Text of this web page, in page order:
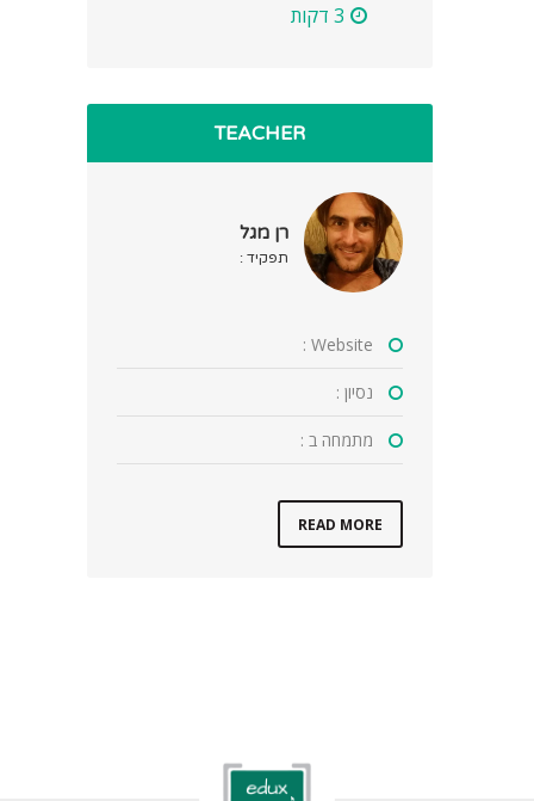
3 דקות
TEACHER
רן מגל
תפקיד :
Website :
נסיון :
מתמחה ב :
READ MORE